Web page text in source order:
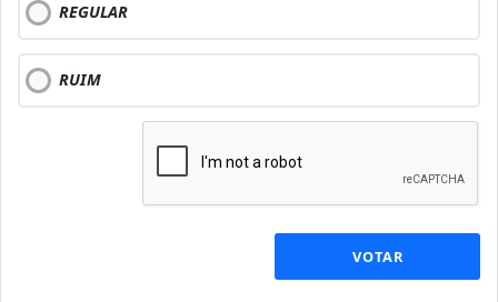
REGULAR
RUIM
VOTAR